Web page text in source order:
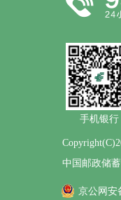
手机银行
中国邮政储
京公网安